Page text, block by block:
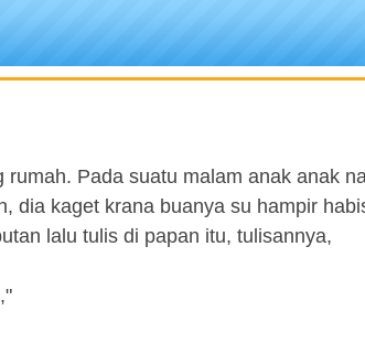
Pada suatu malam anak anak
dia kaget krana buanya su hampir
lalu tulis di papan itu, tulisannya,